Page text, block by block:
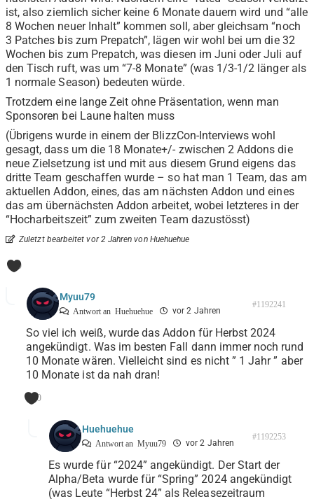
ist, also ziemlich sicher keine 6 Monate dauern wird und “alle
8 Wochen neuer Inhalt” kommen soll, aber gleichsam “noch
3 Patches bis zum Prepatch”, lägen wir wohl bei um die 32
Wochen bis zum Prepatch, was diesen im Juni oder Juli auf
den Tisch ruft, was um “7-8 Monate” (was 1/3-1/2 länger als
1 normale Season) bedeuten würde.
Trotzdem eine lange Zeit ohne Präsentation, wenn man
Sponsoren bei Laune halten muss
(Übrigens wurde in einem der BlizzCon-Interviews wohl
gesagt, dass um die 18 Monate+/- zwischen 2 Addons die
neue Zielsetzung ist und mit aus diesem Grund eigens das
dritte Team geschaffen wurde – so hat man 1 Team, das am
aktuellen Addon, eines, das am nächsten Addon und eines
das am übernächsten Addon arbeitet, wobei letzteres in der
“Hocharbeitszeit” zum zweiten Team dazustösst)
Zuletzt bearbeitet vor 2 Jahren von Huehuehue
0
Myuu79
Antwort an Huehuehue vor 2 Jahren
#1192241
So viel ich weiß, wurde das Addon für Herbst 2024
angekündigt. Was im besten Fall dann immer noch rund
10 Monate wären. Vielleicht sind es nicht ” 1 Jahr ” aber
10 Monate ist da nah dran!
0
Huehuehue
Antwort an Myuu79 vor 2 Jahren
#1192253
Es wurde für “2024” angekündigt. Der Start der
Alpha/Beta wurde für “Spring” 2024 angekündigt
(was Leute “Herbst 24” als Releasezeitraum